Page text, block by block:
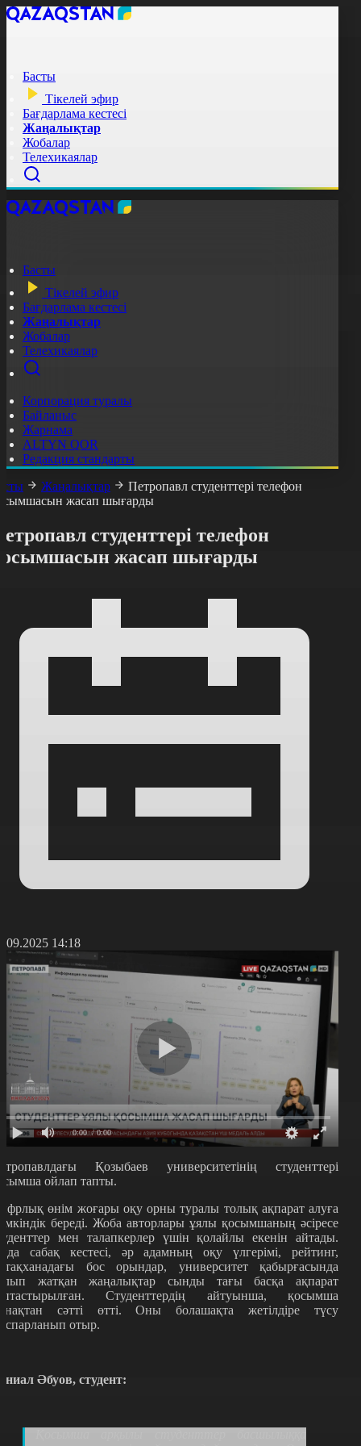
Басты
Тікелей эфир
Бағдарлама кестесі
Жаңалықтар
Жобалар
Телехикаялар
Басты
Тікелей эфир
Бағдарлама кестесі
Жаңалықтар
Жобалар
Телехикаялар
Корпорация туралы
Байланыс
Жарнама
ALTYN QOR
Редакция стандарты
Жаңалықтар
Петропавл студенттері телефон
жасап шығарды
студенттері телефон
жасап шығарды
14:18
0:00 / 0:00
Қозыбаев университетінің студенттері
ойлап тапты.
өнім жоғары оқу орны туралы толық ақпарат алуға
береді. Жоба авторлары ұялы қосымшаның әсіресе
мен талапкерлер үшін қолайлы екенін айтады.
сабақ кестесі, әр адамның оқу үлгерімі, рейтинг,
бос орындар, университет қабырғасында
жатқан жаңалықтар сынды тағы басқа ақпарат
Студенттердің айтуынша, қосымша
сәтті өтті. Оны болашақта жетілдіре түсу
отыр.
Әбуов, студент: